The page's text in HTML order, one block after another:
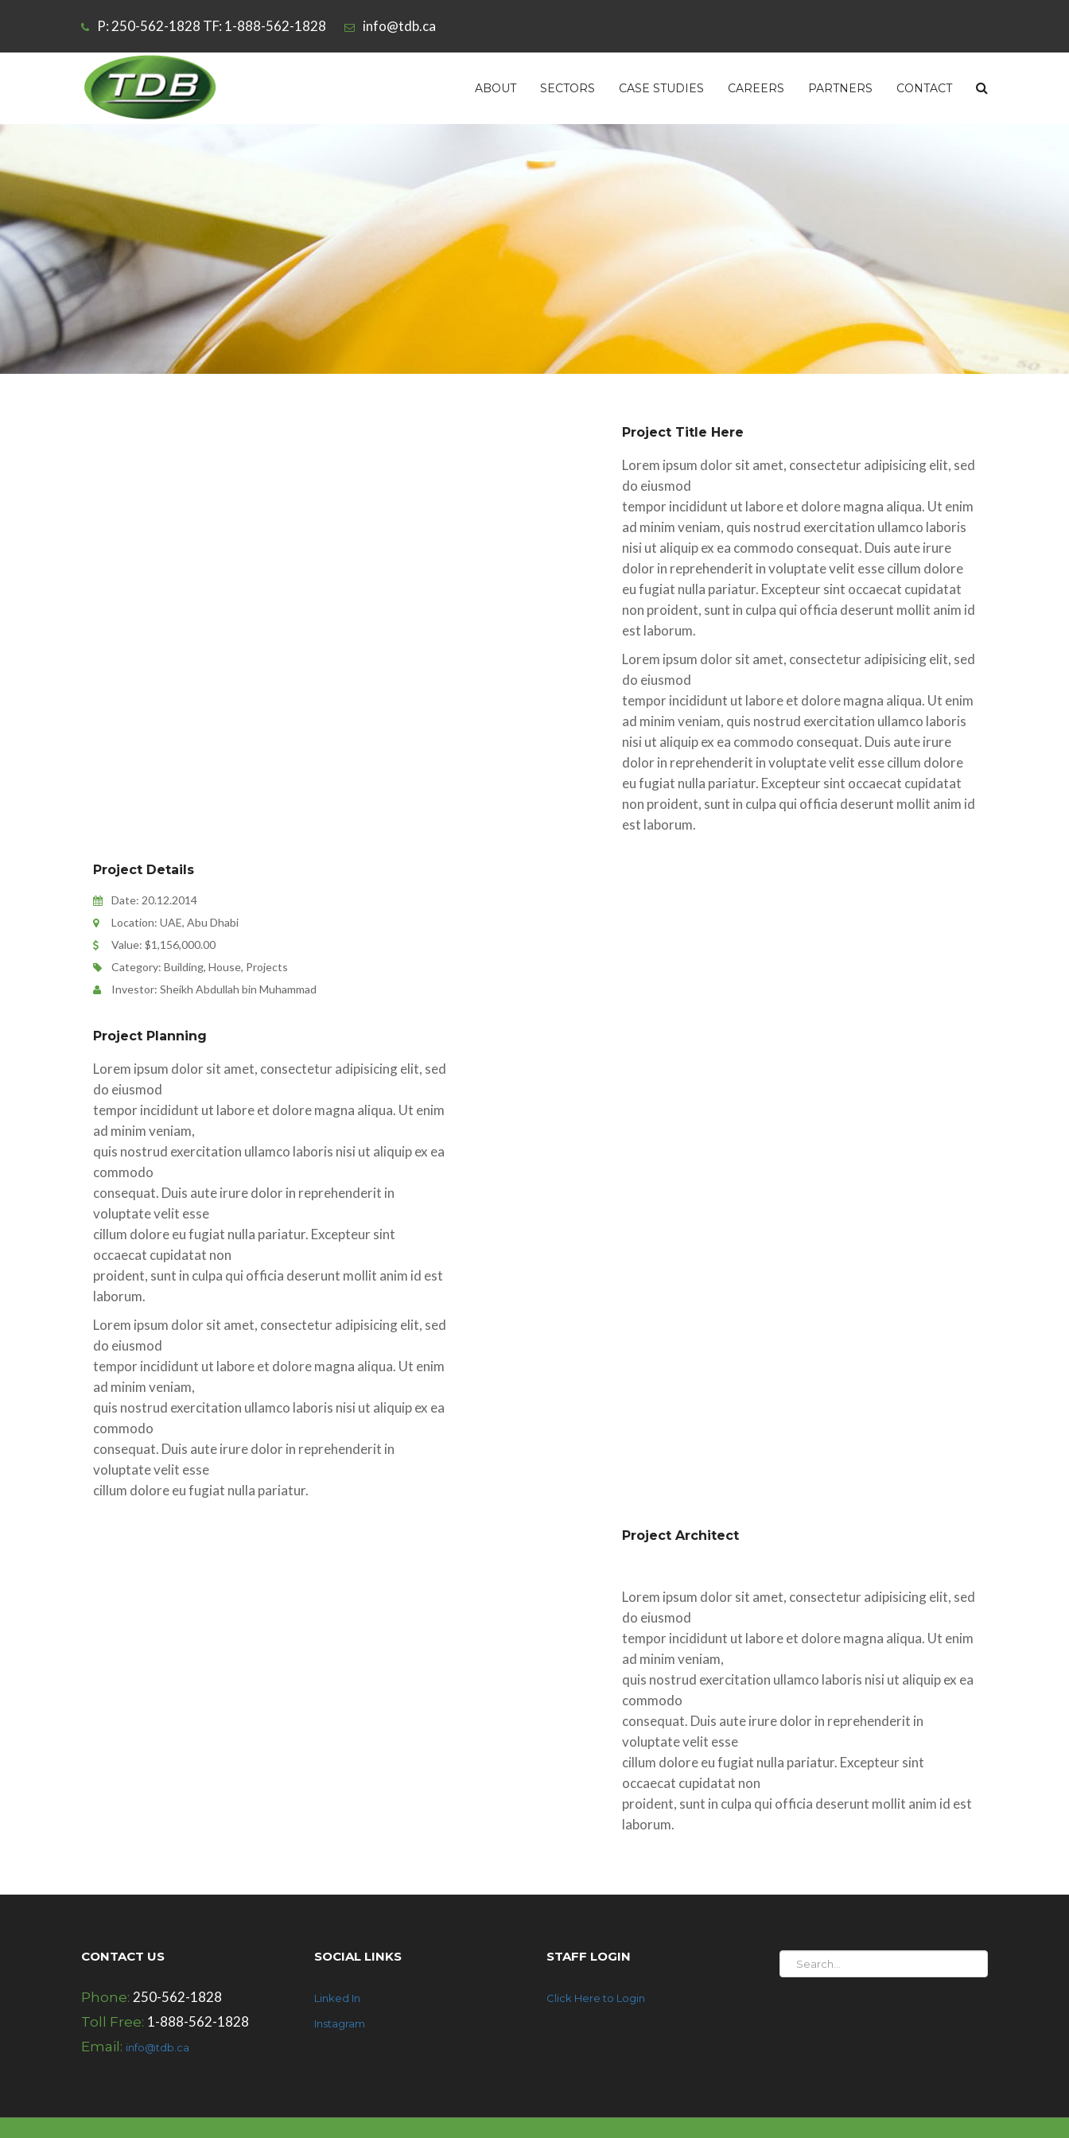
P: 250-562-1828 TF: 1-888-562-1828 info@tdb.ca
ABOUT SECTORS CASE STUDIES CAREERS PARTNERS CONTACT
Project Title Here
Lorem ipsum dolor sit amet, consectetur adipisicing elit, sed
do eiusmod
tempor incididunt ut labore et dolore magna aliqua. Ut enim
ad minim veniam, quis nostrud exercitation ullamco laboris
nisi ut aliquip ex ea commodo consequat. Duis aute irure
dolor in reprehenderit in voluptate velit esse cillum dolore
eu fugiat nulla pariatur. Excepteur sint occaecat cupidatat
non proident, sunt in culpa qui officia deserunt mollit anim id
est laborum.
Lorem ipsum dolor sit amet, consectetur adipisicing elit, sed
do eiusmod
tempor incididunt ut labore et dolore magna aliqua. Ut enim
ad minim veniam, quis nostrud exercitation ullamco laboris
nisi ut aliquip ex ea commodo consequat. Duis aute irure
dolor in reprehenderit in voluptate velit esse cillum dolore
eu fugiat nulla pariatur. Excepteur sint occaecat cupidatat
non proident, sunt in culpa qui officia deserunt mollit anim id
est laborum.
Project Details
Date: 20.12.2014
Location: UAE, Abu Dhabi
Value: $1,156,000.00
Category: Building, House, Projects
Investor: Sheikh Abdullah bin Muhammad
Project Planning
Lorem ipsum dolor sit amet, consectetur adipisicing elit, sed
do eiusmod
tempor incididunt ut labore et dolore magna aliqua. Ut enim
ad minim veniam,
quis nostrud exercitation ullamco laboris nisi ut aliquip ex ea
commodo
consequat. Duis aute irure dolor in reprehenderit in
voluptate velit esse
cillum dolore eu fugiat nulla pariatur. Excepteur sint
occaecat cupidatat non
proident, sunt in culpa qui officia deserunt mollit anim id est
laborum.
Lorem ipsum dolor sit amet, consectetur adipisicing elit, sed
do eiusmod
tempor incididunt ut labore et dolore magna aliqua. Ut enim
ad minim veniam,
quis nostrud exercitation ullamco laboris nisi ut aliquip ex ea
commodo
consequat. Duis aute irure dolor in reprehenderit in
voluptate velit esse
cillum dolore eu fugiat nulla pariatur.
Project Architect
Lorem ipsum dolor sit amet, consectetur adipisicing elit, sed
do eiusmod
tempor incididunt ut labore et dolore magna aliqua. Ut enim
ad minim veniam,
quis nostrud exercitation ullamco laboris nisi ut aliquip ex ea
commodo
consequat. Duis aute irure dolor in reprehenderit in
voluptate velit esse
cillum dolore eu fugiat nulla pariatur. Excepteur sint
occaecat cupidatat non
proident, sunt in culpa qui officia deserunt mollit anim id est
laborum.
CONTACT US
Phone: 250-562-1828
Toll Free: 1-888-562-1828
Email: info@tdb.ca
SOCIAL LINKS
Linked In
Instagram
STAFF LOGIN
Click Here to Login